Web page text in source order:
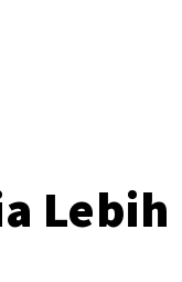
Lebih